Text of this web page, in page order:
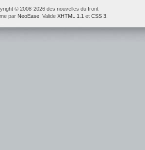
© 2008-2026 des nouvelles du front
par NeoEase . Valide XHTML 1.1 et CSS 3